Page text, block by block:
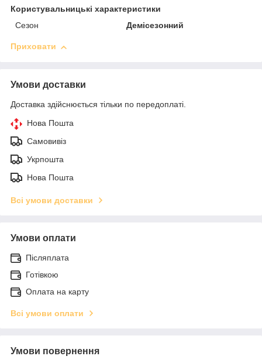
Користувальницькі характеристики
Сезон
Демісезонний
Приховати
Умови доставки
Доставка здійснюється тільки по передоплаті.
Нова Пошта
Самовивіз
Укрпошта
Нова Пошта
Всі умови доставки
Умови оплати
Післяплата
Готівкою
Оплата на карту
Всі умови оплати
Умови повернення